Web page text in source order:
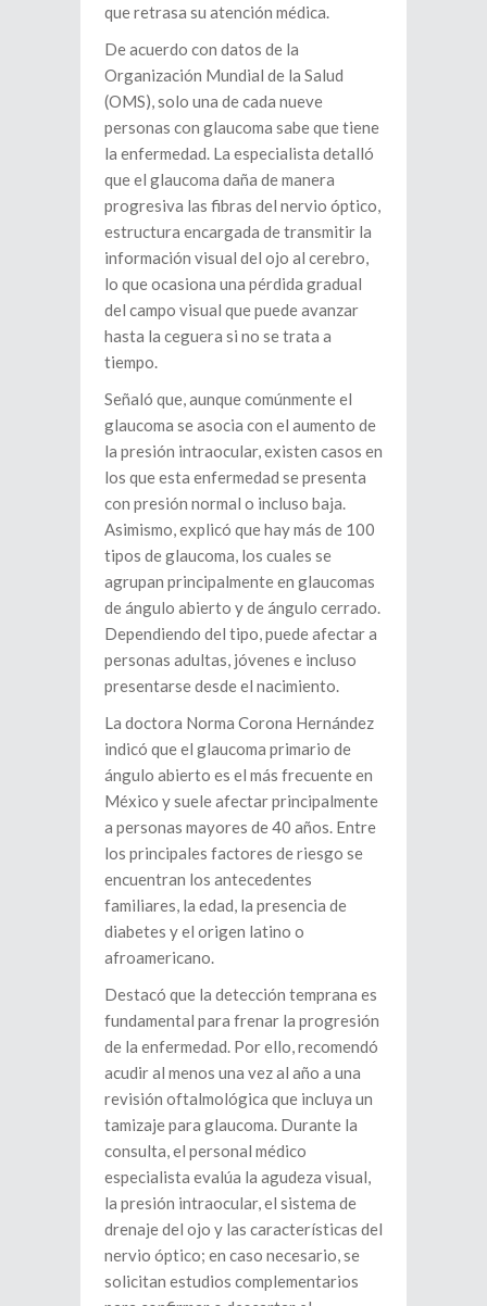
que retrasa su atención médica.
De acuerdo con datos de la
Organización Mundial de la Salud
(OMS), solo una de cada nueve
personas con glaucoma sabe que tiene
la enfermedad. La especialista detalló
que el glaucoma daña de manera
progresiva las fibras del nervio óptico,
estructura encargada de transmitir la
información visual del ojo al cerebro,
lo que ocasiona una pérdida gradual
del campo visual que puede avanzar
hasta la ceguera si no se trata a
tiempo.
Señaló que, aunque comúnmente el
glaucoma se asocia con el aumento de
la presión intraocular, existen casos en
los que esta enfermedad se presenta
con presión normal o incluso baja.
Asimismo, explicó que hay más de 100
tipos de glaucoma, los cuales se
agrupan principalmente en glaucomas
de ángulo abierto y de ángulo cerrado.
Dependiendo del tipo, puede afectar a
personas adultas, jóvenes e incluso
presentarse desde el nacimiento.
La doctora Norma Corona Hernández
indicó que el glaucoma primario de
ángulo abierto es el más frecuente en
México y suele afectar principalmente
a personas mayores de 40 años. Entre
los principales factores de riesgo se
encuentran los antecedentes
familiares, la edad, la presencia de
diabetes y el origen latino o
afroamericano.
Destacó que la detección temprana es
fundamental para frenar la progresión
de la enfermedad. Por ello, recomendó
acudir al menos una vez al año a una
revisión oftalmológica que incluya un
tamizaje para glaucoma. Durante la
consulta, el personal médico
especialista evalúa la agudeza visual,
la presión intraocular, el sistema de
drenaje del ojo y las características del
nervio óptico; en caso necesario, se
solicitan estudios complementarios